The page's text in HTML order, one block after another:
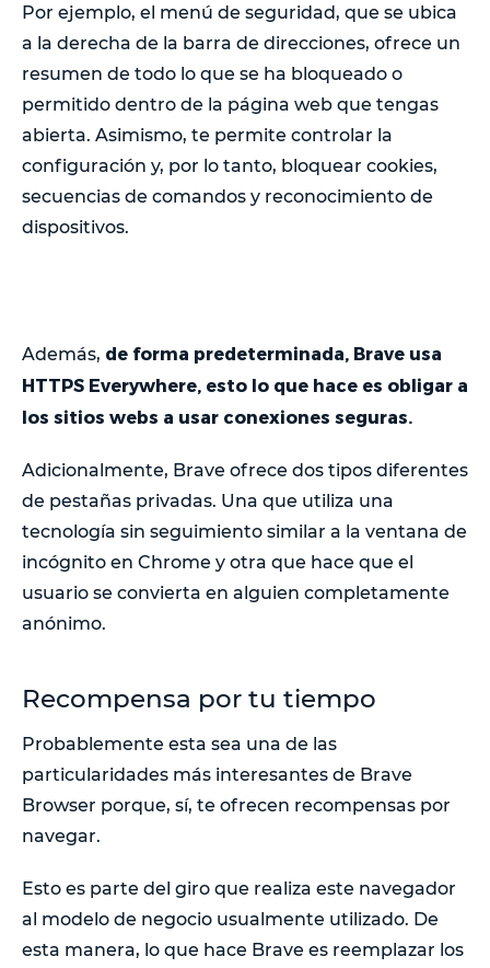
Por ejemplo, el menú de seguridad, que se ubica
a la derecha de la barra de direcciones, ofrece un
resumen de todo lo que se ha bloqueado o
permitido dentro de la página web que tengas
abierta. Asimismo, te permite controlar la
configuración y, por lo tanto, bloquear cookies,
secuencias de comandos y reconocimiento de
dispositivos.
Además, de forma predeterminada, Brave usa
HTTPS Everywhere, esto lo que hace es obligar a
los sitios webs a usar conexiones seguras.
Adicionalmente, Brave ofrece dos tipos diferentes
de pestañas privadas. Una que utiliza una
tecnología sin seguimiento similar a la ventana de
incógnito en Chrome y otra que hace que el
usuario se convierta en alguien completamente
anónimo.
Recompensa por tu tiempo
Probablemente esta sea una de las
particularidades más interesantes de Brave
Browser porque, sí, te ofrecen recompensas por
navegar.
Esto es parte del giro que realiza este navegador
al modelo de negocio usualmente utilizado. De
esta manera, lo que hace Brave es reemplazar los